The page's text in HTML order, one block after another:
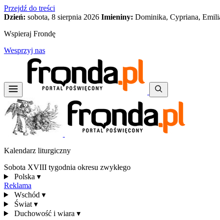
Przejdź do treści
Dzień: sobota, 8 sierpnia 2026 Imieniny: Dominika, Cypriana,
Wspieraj Frondę
Wesprzyj nas
Kalendarz liturgiczny
Sobota XVIII tygodnia okresu zwykłego
Polska ▾
Reklama
Wschód ▾
Świat ▾
Duchowość i wiara ▾